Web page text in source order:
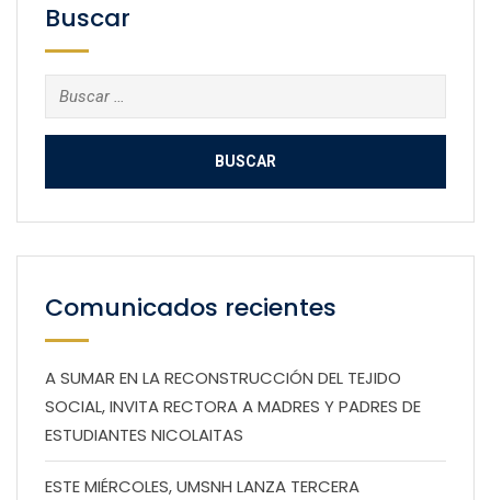
Buscar
Buscar:
Comunicados recientes
A SUMAR EN LA RECONSTRUCCIÓN DEL TEJIDO
SOCIAL, INVITA RECTORA A MADRES Y PADRES DE
ESTUDIANTES NICOLAITAS
ESTE MIÉRCOLES, UMSNH LANZA TERCERA